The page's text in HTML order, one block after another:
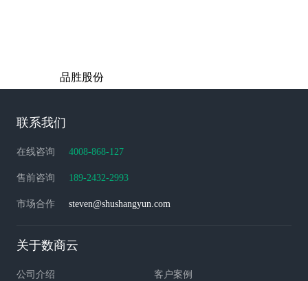
品胜股份
联系我们
在线咨询 4008-868-127
售前咨询 189-2432-2993
市场合作 steven@shushangyun.com
关于数商云
公司介绍 客户案例